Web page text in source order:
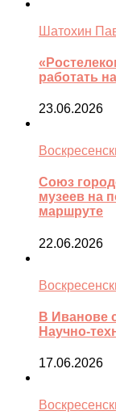
Шатохин
работать
23.06.2026
Союз
музеев на
маршруте
22.06.2026
В Иванове
Научно-
17.06.2026